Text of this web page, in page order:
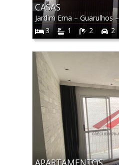
CASAS
Jardim Ema– Guarulhos–
3
1 2 2
APARTAMENTOS